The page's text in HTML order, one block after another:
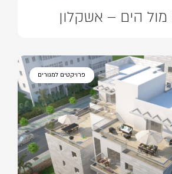
פרויקטים למגורים